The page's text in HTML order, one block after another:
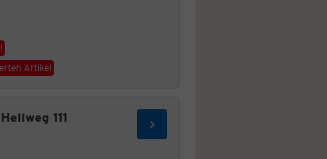
Artikel
111